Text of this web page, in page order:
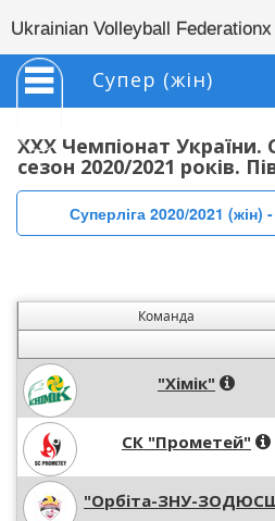
Ukrainian Volleyball Federationx
Супер (жін)
XXX Чемпіонат України.
сезон 2020/2021 років.
Суперліга 2020/2021 (жін) -
Команда
"Хімік"
СК "Прометей"
"Орбіта-ЗНУ-